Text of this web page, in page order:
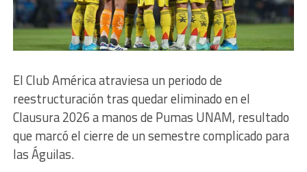
El Club América atraviesa un periodo de
reestructuración tras quedar eliminado en el
Clausura 2026 a manos de Pumas UNAM, resultado
que marcó el cierre de un semestre complicado para
las Águilas.